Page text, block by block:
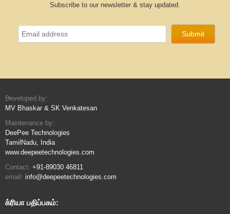
Subscribe to our newsletter & stay updated.
Developed by:
MV Bhaskar & SK Venkatesan
Maintenance by:
DeePee Technologies
TamilNadu, India
www.deepeetechnologies.com
Contact: +91-89030 46811
email: info@deepeetechnologies.com
க்ரியா பதிப்பகம்: